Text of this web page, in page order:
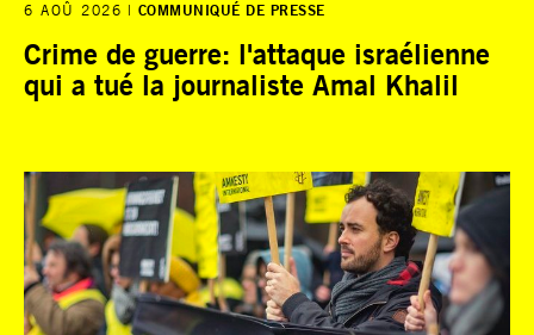
6 AOÛ 2026 COMMUNIQUÉ DE PRESSE
Crime de guerre: l'attaque israélienne
qui a tué la journaliste Amal Khalil